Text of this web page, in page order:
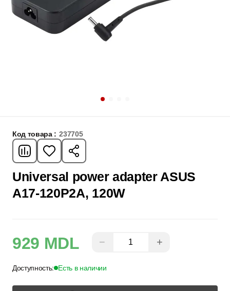
Код товара : 237705
Universal power adapter ASUS
A17-120P2A, 120W
929 MDL − +
Доступность: Есть в наличии